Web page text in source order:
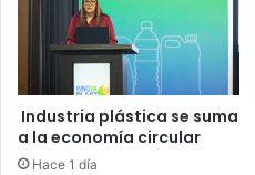
Industria plástica se suma
a la economía circular
Hace 1 día